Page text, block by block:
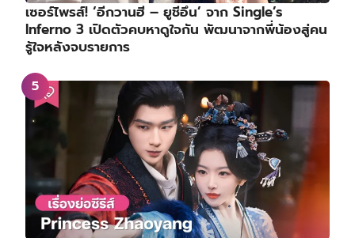
เซอร์ไพรส์! ‘อีกวานฮี – ยูชีอึน’ จาก Single’s
Inferno 3 เปิดตัวคบหาดูใจกัน พัฒนาจากพี่น้องสู่คน
รู้ใจหลังจบรายการ